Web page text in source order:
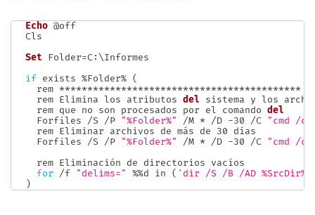
Echo @off
Cls
Set Folder=C:\Informes
if exists %Folder% (
  rem
*******************************************
  rem Elimina los atributos
del sistema y los
  rem que no son procesados ​​por el comando
del
  Forfiles
/S /P "%Folder%" /M * /D -30 /C
"cmd /c
  rem Eliminar archivos de más de 30 días
  Forfiles
/S /P "%Folder%" /M * /D -30 /C
"cmd /c
  rem Eliminación de directorios vacíos
for
/f "delims=" %%d in ( 'dir /S /B /AD
)